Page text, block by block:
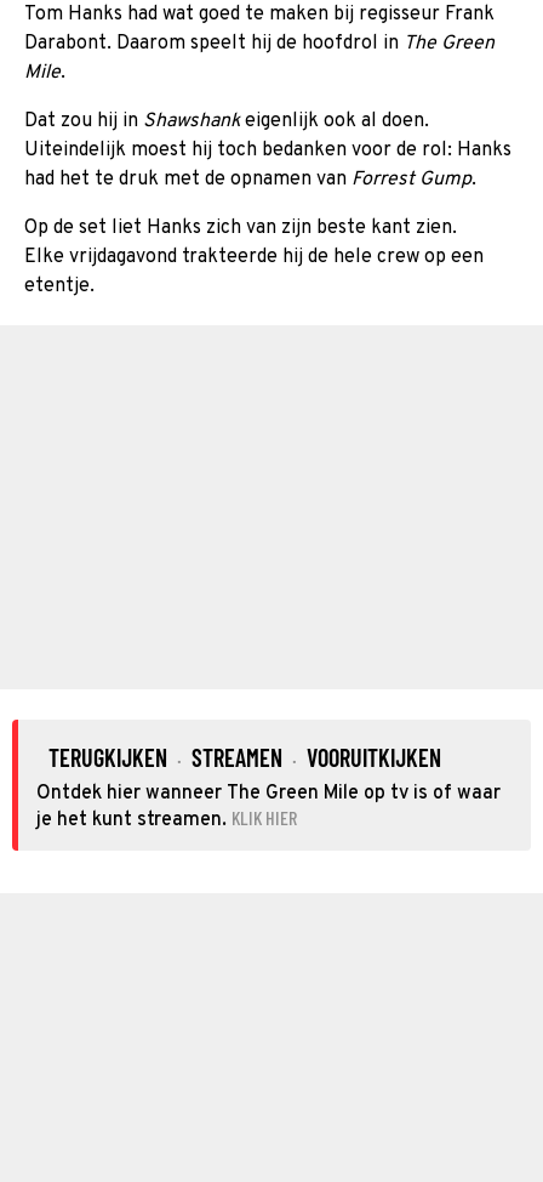
Tom Hanks had wat goed te maken bij regisseur Frank
Darabont. Daarom speelt hij de hoofdrol in The Green
Mile.
Dat zou hij in Shawshankeigenlijk ook al doen.
Uiteindelijk moest hij toch bedanken voor de rol: Hanks
had het te druk met de opnamen van Forrest Gump.
Op de set liet Hanks zich van zijn beste kant zien.
Elke vrijdagavond trakteerde hij de hele crew op een
etentje.
TERUGKIJKEN · STREAMEN · VOORUITKIJKEN
Ontdek hier wanneer The Green Mile op tv is of waar
je het kunt streamen. KLIK HIER